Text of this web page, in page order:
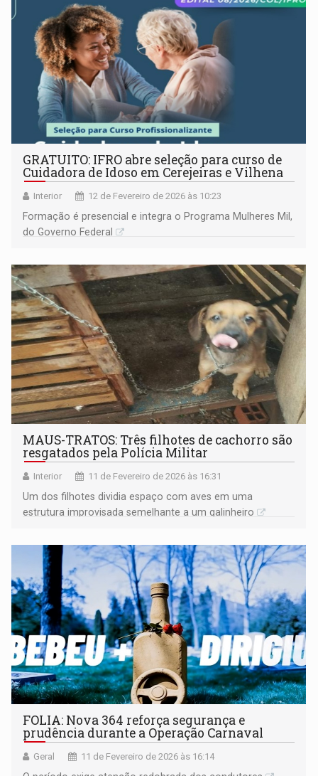
GRATUITO: IFRO abre seleção para curso de
Cuidadora de Idoso em Cerejeiras e Vilhena
Interior 12 de Fevereiro de 2026 às 10:23
Formação é presencial e integra o Programa Mulheres Mil,
do Governo Federal
MAUS-TRATOS: Três filhotes de cachorro são
resgatados pela Polícia Militar
Interior 11 de Fevereiro de 2026 às 16:31
Um dos filhotes dividia espaço com aves em uma
estrutura improvisada semelhante a um galinheiro
FOLIA: Nova 364 reforça segurança e
prudência durante a Operação Carnaval
Geral 11 de Fevereiro de 2026 às 16:14